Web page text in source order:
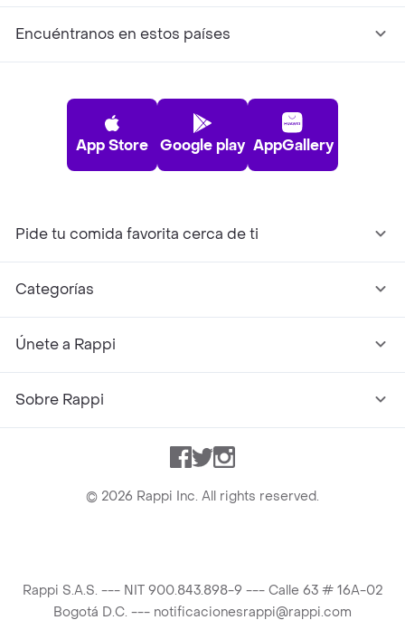
Encuéntranos en estos países
App Store Google play AppGallery
Pide tu comida favorita cerca de ti
Categorías
Únete a Rappi
Sobre Rappi
Facebook
TwitterInstagram
© 2026 Rappi Inc. All rights reserved.
Rappi S.A.S. --- NIT 900.843.898-9 --- Calle 63 # 16A-02
Bogotá D.C. --- notificacionesrappi@rappi.com